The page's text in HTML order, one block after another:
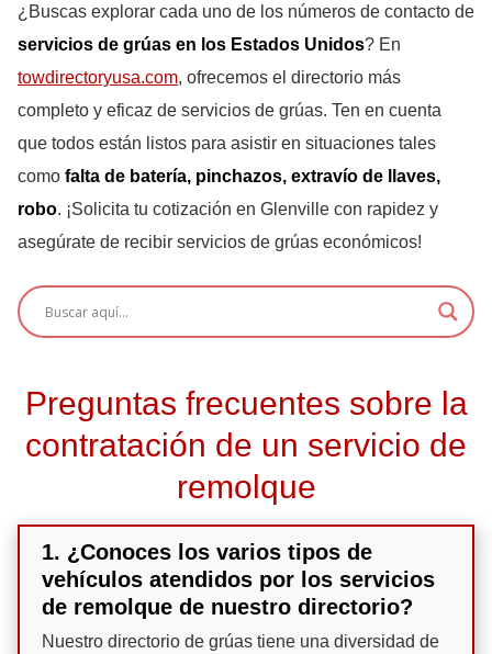
¿Buscas explorar cada uno de los números de contacto de
servicios de grúas en los Estados Unidos? En
towdirectoryusa.com, ofrecemos el directorio más
completo y eficaz de servicios de grúas. Ten en cuenta
que todos están listos para asistir en situaciones tales
como falta de batería, pinchazos, extravío de llaves,
robo. ¡Solicita tu cotización en Glenville con rapidez y
asegúrate de recibir servicios de grúas económicos!
Preguntas frecuentes sobre la
contratación de un servicio de
remolque
1. ¿Conoces los varios tipos de
vehículos atendidos por los servicios
de remolque de nuestro directorio?
Nuestro directorio de grúas tiene una diversidad de